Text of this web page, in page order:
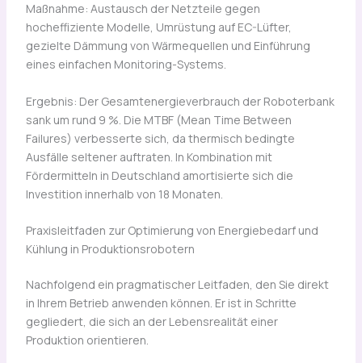
Maßnahme: Austausch der Netzteile gegen
hocheffiziente Modelle, Umrüstung auf EC-Lüfter,
gezielte Dämmung von Wärmequellen und Einführung
eines einfachen Monitoring-Systems.
Ergebnis: Der Gesamtenergieverbrauch der Roboterbank
sank um rund 9 %. Die MTBF (Mean Time Between
Failures) verbesserte sich, da thermisch bedingte
Ausfälle seltener auftraten. In Kombination mit
Fördermitteln in Deutschland amortisierte sich die
Investition innerhalb von 18 Monaten.
Praxisleitfaden zur Optimierung von Energiebedarf und
Kühlung in Produktionsrobotern
Nachfolgend ein pragmatischer Leitfaden, den Sie direkt
in Ihrem Betrieb anwenden können. Er ist in Schritte
gegliedert, die sich an der Lebensrealität einer
Produktion orientieren.